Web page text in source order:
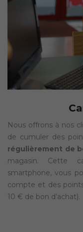
Nous offrons à nos
de cumuler des
régulièrement de
magasin. Cette
smartphone, vous
compte et des
10 € de bon d’achat).